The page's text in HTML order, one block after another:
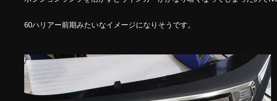
60ハリアー前期みたいなイメージになりそうです。